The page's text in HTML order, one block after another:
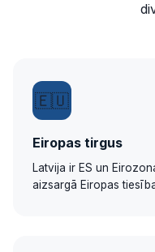
🇪🇺
Eiropas tirgus
Latvija ir ES un
aizsargā Eiropas